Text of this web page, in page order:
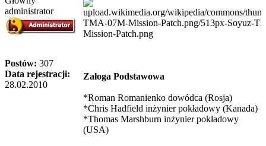
administrator
Postów: 307
Data rejestracji:
28.02.2010
Załoga Podstawowa
*Roman Romanienko dowódca (Rosja)
*Chris Hadfield inżynier pokładowy (Kanada)
*Thomas Marshburn inżynier pokładowy
(USA)